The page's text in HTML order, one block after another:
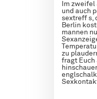
Im
und auch
sextreff s,
Berlin
mannen
zu
fragt Euch